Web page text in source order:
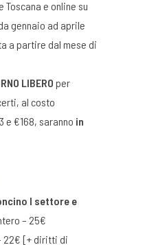
e online su
gennaio ad aprile
a partire dal mese di
LIBERO per
al costo
e €168, saranno in
I settore e
– 25€
22€ [+ diritti di